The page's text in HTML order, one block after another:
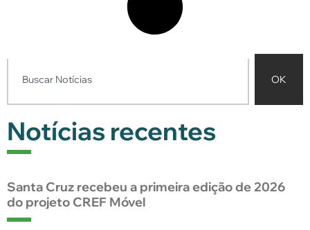
OK
Notícias recentes
Santa Cruz recebeu a primeira edição de 2026
do projeto CREF Móvel